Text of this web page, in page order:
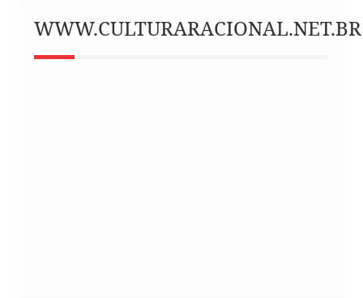
WWW.CULTURARACIONAL.NET.BR